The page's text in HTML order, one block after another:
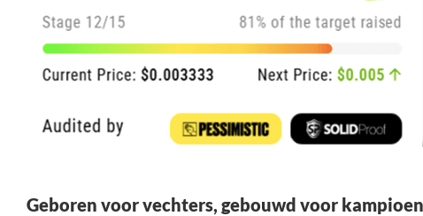
Geboren voor vechters, gebouwd voor